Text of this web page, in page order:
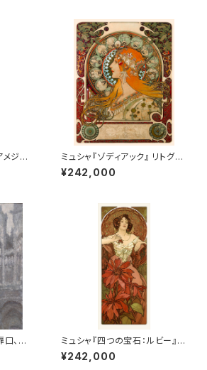
メジス
新品額
ミュシャ『ゾディアック』 リトグラ
フ・送料無料・新品額装・UVカッ
トアクリル仕様
¥242,000
、曇
新品
様
ミュシャ『四つの宝石：ルビー』
リトグラフ・送料無料・新品額装・
UVカットアクリル仕様
¥242,000